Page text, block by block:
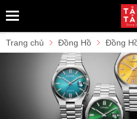
Trang chủ Đồng Hồ Đồng